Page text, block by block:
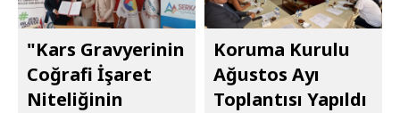
"Kars Gravyerinin
Coğrafi İşaret
Niteliğinin
Koruma Kurulu
Ağustos Ayı
Toplantısı Yapıldı